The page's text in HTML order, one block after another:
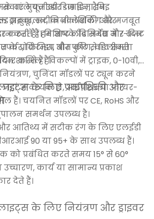
वाले यूजीआर <19 डिज़ाइन,
ड्राइवर, सटीक प्रकाशिकी और मजबूत
करते हैं। विशिष्ट लीड समय में 7-दिन
प्रोटोटाइप और पुष्टि से डिलीवरी
शामिल हैं।
मुफ्त 3डी डिजाइन, रैपिड
अनुकूलन, निजी लेबलिंग और
करती हैं। हम आपके विनिर्देश और बजट
फ़िनिश, बीम कोण, वाट क्षमता
करते हैं। विकल्पों में ट्राइक, 0-10वी,
चुनिंदा मॉडलों पर ट्यून करने
आवश्यक हो, आईपी65 या फायर-
हैं। चयनित मॉडलों पर CE, RoHS और
समर्थन उपलब्ध है।
के लिए प्रकाशिकी और
आतिथ्य में सटीक रंग के लिए एलईडी
90 या 95+ के साथ उपलब्ध हैं।
को प्रबंधित करते समय 15° से 60°
कार्य या सामान्य प्रकाश
देते हैं।
के लिए नियंत्रण और ड्राइवर